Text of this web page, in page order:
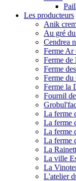
Les producteurs
Anik
Au gré
Cendrea
Ferme Ar
Ferme de
Ferme
Ferme
Ferme la
Fournil
La ferme
La ferme
La ferme
La ferme
La
La ville
La
L'atelier